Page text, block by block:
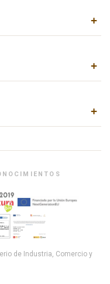
+
+
+
de Industria, Comercio y